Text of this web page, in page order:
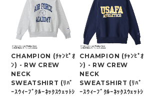
CHAMPION (ﾁｬﾝﾋﾟｵ
ﾝ) - RW CREW
NECK
SWEATSHIRT (ﾘﾊﾞ
ｰｽｳｨｰﾌﾞｸﾙｰﾈｯｸｽｳｪｯﾄｼ
CHAMPION (ﾁｬﾝﾋﾟｵ
ﾝ) - RW CREW
NECK
SWEATSHIRT (ﾘﾊﾞ
ｰｽｳｨｰﾌﾞｸﾙｰﾈｯｸｽｳｪｯﾄｼ